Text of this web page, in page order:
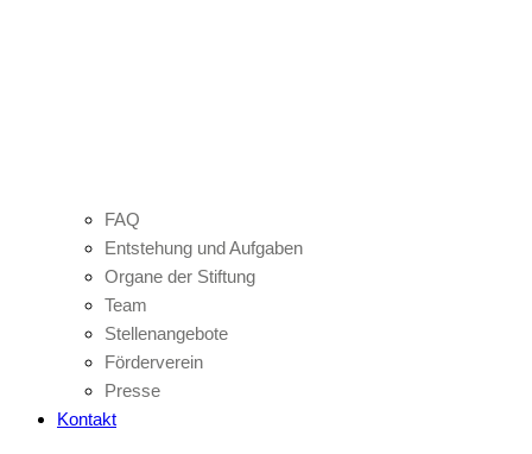
FAQ
Entstehung und Aufgaben
Organe der Stiftung
Team
Stellenangebote
Förderverein
Presse
Kontakt